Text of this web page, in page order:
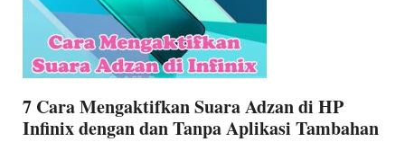
7 Cara Mengaktifkan Suara Adzan di HP
Infinix dengan dan Tanpa Aplikasi Tambahan